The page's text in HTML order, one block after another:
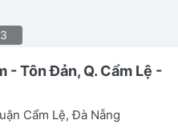
- Tôn Đản, Q. Cẩm Lệ -
Cẩm Lệ, Đà Nẵng